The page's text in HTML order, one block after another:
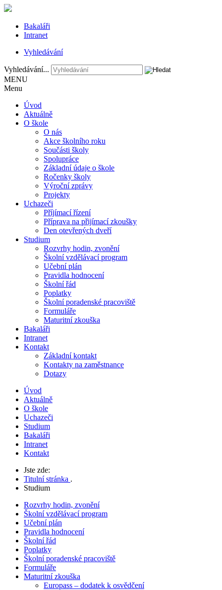
Bakaláři
Intranet
Vyhledávání
Vyhledávání...
MENU
Menu
Úvod
Aktuálně
O škole
O nás
Akce školního roku
Součásti školy
Spolupráce
Základní údaje o škole
Ročenky školy
Výroční zprávy
Projekty
Uchazeči
Příjímací řízení
Příprava na přijímací zkoušky
Den otevřených dveří
Studium
Rozvrhy hodin, zvonění
Školní vzdělávací program
Učební plán
Pravidla hodnocení
Školní řád
Poplatky
Školní poradenské pracoviště
Formuláře
Maturitní zkouška
Bakaláři
Intranet
Kontakt
Základní kontakt
Kontakty na zaměstnance
Dotazy
Úvod
Aktuálně
O škole
Uchazeči
Studium
Bakaláři
Intranet
Kontakt
Jste zde:
Titulní stránka .
Studium
Rozvrhy hodin, zvonění
Školní vzdělávací program
Učební plán
Pravidla hodnocení
Školní řád
Poplatky
Školní poradenské pracoviště
Formuláře
Maturitní zkouška
Europass – dodatek k osvědčení